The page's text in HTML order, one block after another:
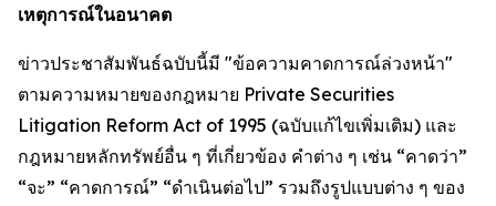
เหตุการณ์ในอนาคต
ข่าวประชาสัมพันธ์ฉบับนี้มี "ข้อความคาดการณ์ล่วงหน้า"
ตามความหมายของกฎหมาย Private Securities
Litigation Reform Act of 1995 (ฉบับแก้ไขเพิ่มเติม) และ
กฎหมายหลักทรัพย์อื่น ๆ ที่เกี่ยวข้อง คำต่าง ๆ เช่น “คาดว่า”
“จะ” “คาดการณ์” “ดำเนินต่อไป” รวมถึงรูปแบบต่าง ๆ ของ